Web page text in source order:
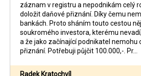
záznam v registru a nepodnikám celý
doložit daňové přiznání. Díky čemu
bankách. Proto sháním touto cestou
soukromého investora, kterému
a že jako začínající podnikatel nemohu
přiznání. Potřebuji půjčit 100.000,-. Pr…
Radek Kratochvíl